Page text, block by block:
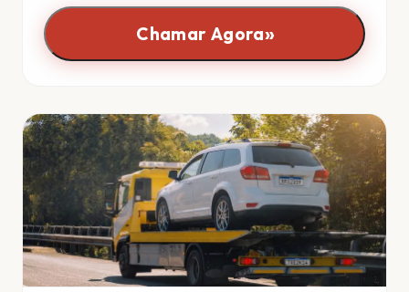
Chamar Agora»